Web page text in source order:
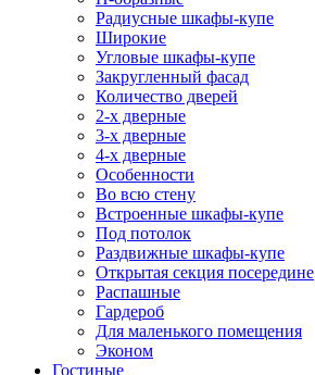
Радиусные шкафы-купе
Широкие
Угловые шкафы-купе
Закругленный фасад
Количество дверей
2-х дверные
3-х дверные
4-х дверные
Особенности
Во всю стену
Встроенные шкафы-купе
Под потолок
Раздвижные шкафы-купе
Открытая секция посередине
Распашные
Гардероб
Для маленького помещения
Эконом
Гостиные